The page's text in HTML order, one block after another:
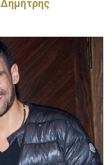
Δημήτρης